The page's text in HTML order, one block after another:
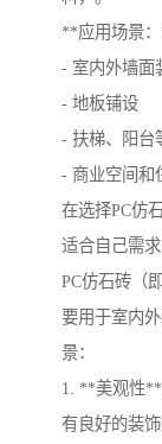
**应用场景
- 室内外墙面
- 地板铺设
- 扶梯、阳台
- 商业空间和
在选择PC仿
适合自己需求
PC仿石砖（
要用于室内
景：
1. **美观性
有良好的装